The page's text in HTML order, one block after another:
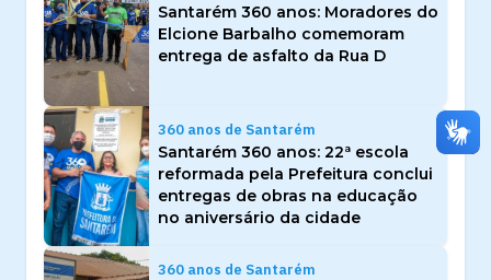
Santarém 360 anos: Moradores do
Elcione Barbalho comemoram
entrega de asfalto da Rua D
360 anos de Santarém
Santarém 360 anos: 22ª escola
reformada pela Prefeitura conclui
entregas de obras na educação
no aniversário da cidade
360 anos de Santarém